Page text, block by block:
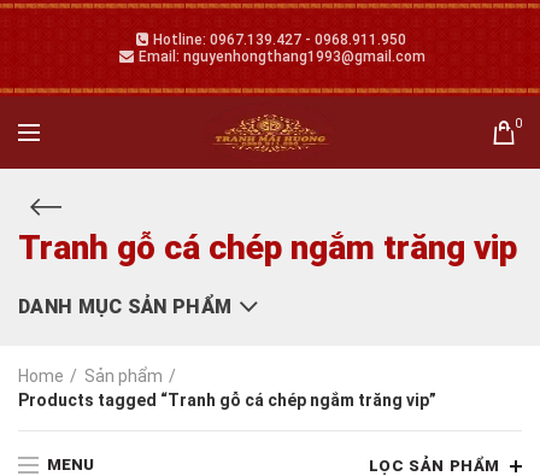
Hotline: 0967.139.427 - 0968.911.950
Email: nguyenhongthang1993@gmail.com
0
Tranh gỗ cá chép ngắm trăng vip
DANH MỤC SẢN PHẨM
Home
Sản phẩm
Products tagged “Tranh gỗ cá chép ngắm trăng vip”
MENU LỌC SẢN PHẨM